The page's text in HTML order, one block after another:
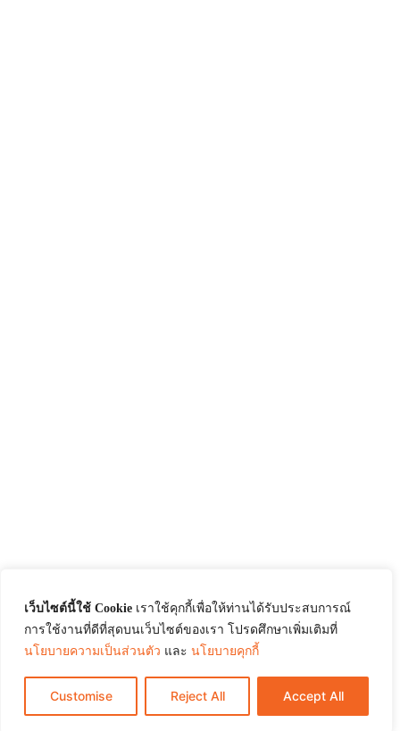
เว็บไซต์นี้ใช้ Cookie เราใช้คุกกี้เพื่อให้ท่านได้รับประสบการณ์
การใช้งานที่ดีที่สุดบนเว็บไซต์ของเรา โปรดศึกษาเพิ่มเติมที่
นโยบายความเป็นส่วนตัว และ นโยบายคุกกี้
Customise Reject All Accept All